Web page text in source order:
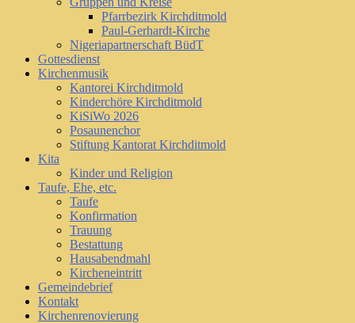
Pfarrbezirk Kirchditmold
Paul-Gerhardt-Kirche
Nigeriapartnerschaft BüdT
Gottesdienst
Kirchenmusik
Kantorei Kirchditmold
Kinderchöre Kirchditmold
KiSiWo 2026
Posaunenchor
Stiftung Kantorat Kirchditmold
Kita
Kinder und Religion
Taufe, Ehe, etc.
Taufe
Konfirmation
Trauung
Bestattung
Hausabendmahl
Kircheneintritt
Gemeindebrief
Kontakt
Kirchenrenovierung